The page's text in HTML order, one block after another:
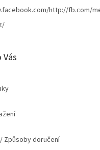
http://fb.com/
Způsoby doručení